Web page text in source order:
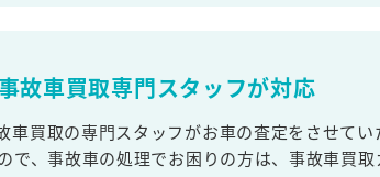
故車買取専門スタッフが対応
車買取の専門スタッフがお車の査定をさせて
で、事故車の処理でお困りの方は、事故車買